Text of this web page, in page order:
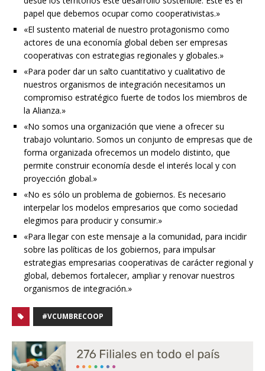
papel que debemos ocupar como cooperativistas.»
«El sustento material de nuestro protagonismo como
actores de una economía global deben ser empresas
cooperativas con estrategias regionales y globales.»
«Para poder dar un salto cuantitativo y cualitativo de
nuestros organismos de integración necesitamos un
compromiso estratégico fuerte de todos los miembros de
la Alianza.»
«No somos una organización que viene a ofrecer su
trabajo voluntario. Somos un conjunto de empresas que de
forma organizada ofrecemos un modelo distinto, que
permite construir economía desde el interés local y con
proyección global.»
«No es sólo un problema de gobiernos. Es necesario
interpelar los modelos empresarios que como sociedad
elegimos para producir y consumir.»
«Para llegar con este mensaje a la comunidad, para incidir
sobre las políticas de los gobiernos, para impulsar
estrategias empresarias cooperativas de carácter regional y
global, debemos fortalecer, ampliar y renovar nuestros
organismos de integración.»
#VCUMBRECOOP